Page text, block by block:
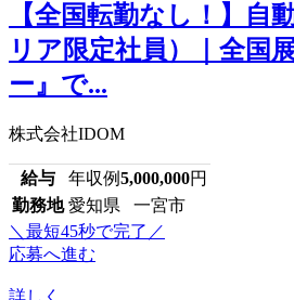
【全国転勤なし！】自
リア限定社員）｜全国
ー』で...
株式会社IDOM
給与 年収例5,000,000円
勤務地 愛知県 一宮市
＼最短45秒で完了／
応募へ進む
詳しく